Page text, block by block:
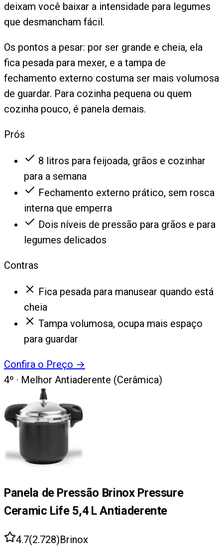
deixam você baixar a intensidade para legumes
que desmancham fácil.
Os pontos a pesar: por ser grande e cheia, ela
fica pesada para mexer, e a tampa de
fechamento externo costuma ser mais volumosa
de guardar. Para cozinha pequena ou quem
cozinha pouco, é panela demais.
Prós
8 litros para feijoada, grãos e cozinhar
para a semana
Fechamento externo prático, sem rosca
interna que emperra
Dois níveis de pressão para grãos e para
legumes delicados
Contras
Fica pesada para manusear quando está
cheia
Tampa volumosa, ocupa mais espaço
para guardar
Confira o Preço →
4º · Melhor Antiaderente (Cerâmica)
Panela de Pressão Brinox Pressure
Ceramic Life 5,4 L Antiaderente
4.7(2.728)Brinox